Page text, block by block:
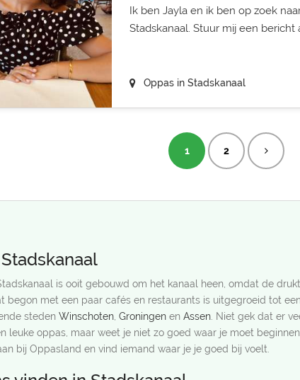
Ik ben Jayla en ik ben op zoek
Stadskanaal. Stuur mij een
Oppas in Stadskanaal
1 2
is ooit gebouwd om het kanaal heen, omdat de
begon met een paar cafés en restaurants is uitgegroeid tot
steden Winschoten, Groningen en Assen. Niet gek dat er
leuke oppas, maar weet je niet zo goed waar je moet
bij Oppasland en vind iemand waar je je goed bij voelt.